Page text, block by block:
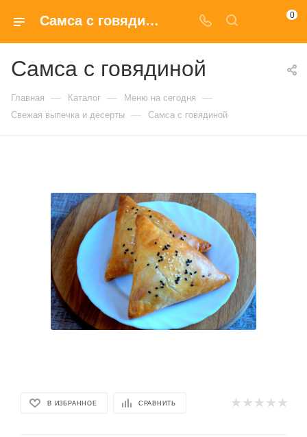
Самса с говядиной с доставкой на дом в Москве 0
Самса с говядиной
Главная — Каталог — Меню на сегодня —
Свежая выпечка и десерты — Самса с говядиной
В ИЗБРАННОЕ СРАВНИТЬ